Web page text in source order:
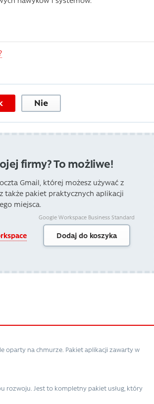
Nie
firmy? To możliwe!
Gmail, której możesz używać z
także pakiet praktycznych aplikacji
miejsca.
Google Workspace Business Standard
Dodaj do koszyka
oparty na chmurze. Pakiet aplikacji zawarty w
rozwoju. Jest to kompletny pakiet usług, który